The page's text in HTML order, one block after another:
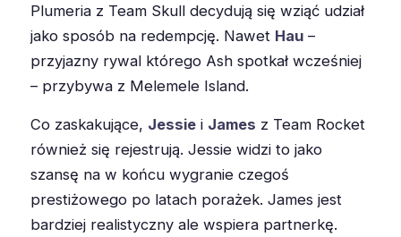
Plumeria z Team Skull decydują się wziąć udział
jako sposób na redempcję. Nawet Hau –
przyjazny rywal którego Ash spotkał wcześniej
– przybywa z Melemele Island.
Co zaskakujące, Jessie i James z Team Rocket
również się rejestrują. Jessie widzi to jako
szansę na w końcu wygranie czegoś
prestiżowego po latach porażek. James jest
bardziej realistyczny ale wspiera partnerkę.